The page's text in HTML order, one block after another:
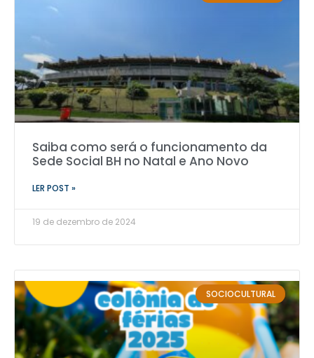
Saiba como será o funcionamento da
Sede Social BH no Natal e Ano Novo
LER POST »
19 de dezembro de 2024
SOCIOCULTURAL